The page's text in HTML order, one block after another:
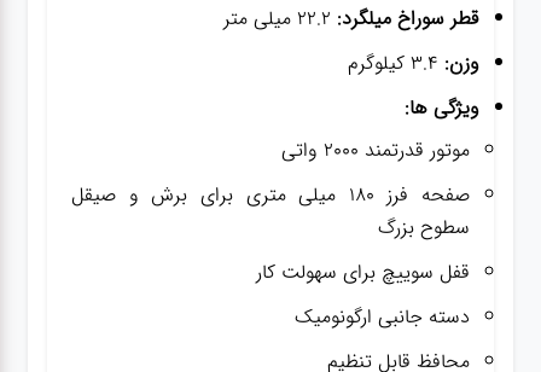
قطر سوراخ میلگرد:
وزن:
ویژگی ها:
موتور قدرتمند 2000 واتی
صفحه فرز 180 میلی متری برای برش و صیقل
سطوح بزرگ
قفل سوییچ برای سهولت کار
دسته جانبی ارگونومیک
محافظ قابل تنظیم